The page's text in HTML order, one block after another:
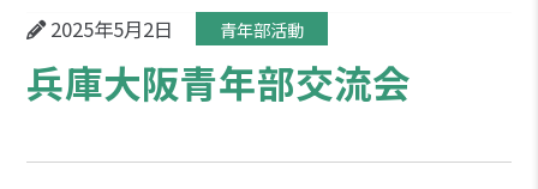
2025年5月2日 青年部活動
兵庫大阪青年部交流会